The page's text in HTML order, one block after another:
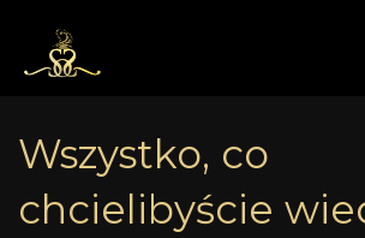
treści
Wszystko, co
chcielibyście